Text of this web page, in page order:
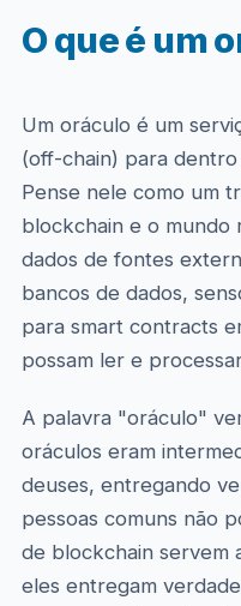
O que é um
Um oráculo é um
(off-chain) para
Pense nele como um
blockchain e o mundo
dados de fontes
bancos de dados,
para smart contracts
possam ler e
A palavra "oráculo"
oráculos eram
deuses, entregando
pessoas comuns não
de blockchain servem
eles entregam